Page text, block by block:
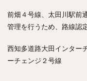
前畑４号線、太田川駅前
管理を行うため、路線認
西知多道路大田インター
ーチェンジ２号線